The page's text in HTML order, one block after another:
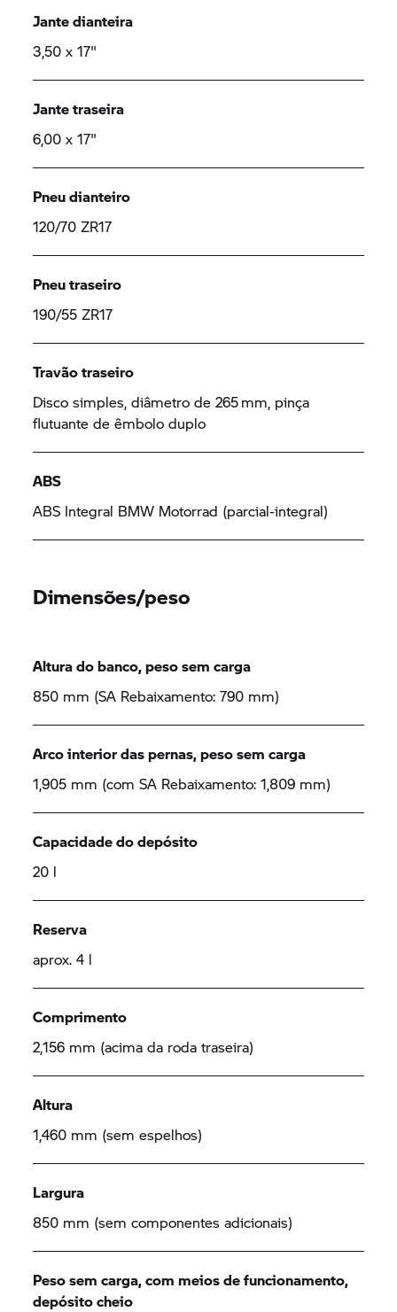
Jante dianteira
3,50 x 17"
Jante traseira
6,00 x 17"
Pneu dianteiro
120/70 ZR17
Pneu traseiro
190/55 ZR17
Travão traseiro
Disco simples, diâmetro de 265 mm, pinça
flutuante de êmbolo duplo
ABS
ABS Integral BMW Motorrad (parcial-integral)
Dimensões/peso
Altura do banco, peso sem carga
850 mm (SA Rebaixamento: 790 mm)
Arco interior das pernas, peso sem carga
1,905 mm (com SA Rebaixamento: 1,809 mm)
Capacidade do depósito
20 l
Reserva
aprox. 4 l
Comprimento
2,156 mm (acima da roda traseira)
Altura
1,460 mm (sem espelhos)
Largura
850 mm (sem componentes adicionais)
Peso sem carga, com meios de funcionamento,
depósito cheio